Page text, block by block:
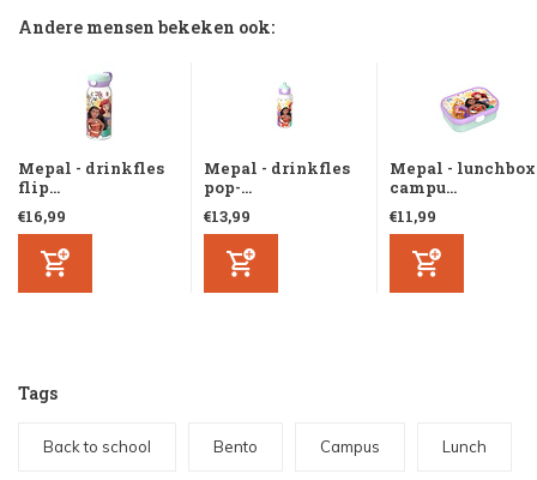
Andere mensen bekeken ook:
Mepal - drinkfles
flip...
€16,99
Mepal - drinkfles
pop-...
€13,99
Mepal - lunchbox
campu...
€11,99
Tags
Back to school Bento Campus Lunch